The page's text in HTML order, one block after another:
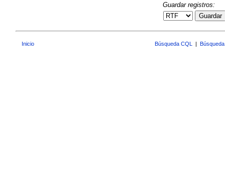
Guardar registros:
Guardar
Inicio Búsqueda CQL